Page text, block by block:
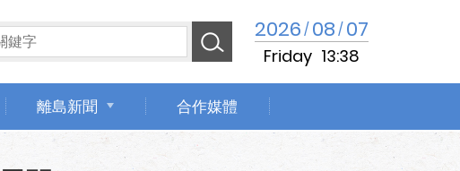
2026/08/07
Friday 13:38
離島新聞 合作媒體